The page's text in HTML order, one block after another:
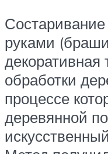
руками
декоративная
обработки
процессе
деревянной